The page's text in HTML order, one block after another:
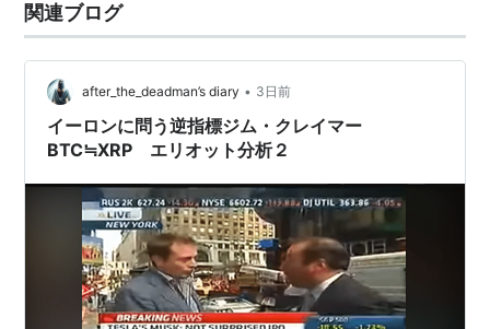
関連ブログ
after_the_deadman’s diary • 3日前
イーロンに問う逆指標ジム・クレイマー
BTC≒XRP エリオット分析２